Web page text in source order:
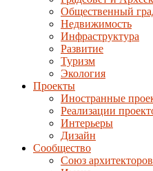
Общественный
Недвижимость
Инфраструктура
Развитие
Туризм
Экология
Проекты
Иностранные
Реализации
Интерьеры
Дизайн
Сообщество
Союз архитекторов